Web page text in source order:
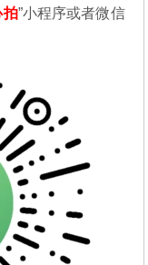
拍”小程序或者微信